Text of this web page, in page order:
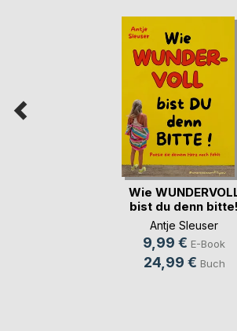
Wie
bist du denn bitte!
Antje Sleuser
9,99 € E-Book
24,99 € Buch